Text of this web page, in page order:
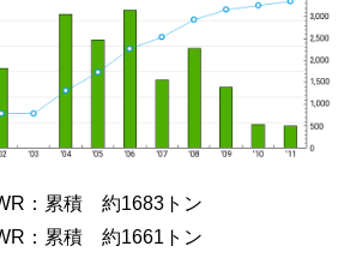
：累積 約1683トン
：累積 約1661トン